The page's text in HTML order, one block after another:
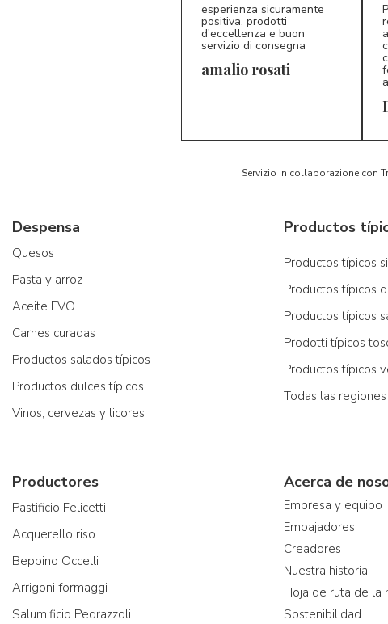
esperienza sicuramente
positiva, prodotti
d'eccellenza e buon
servizio di consegna
amalio rosati
D*
Servizio in collaborazione con
Despensa
Quesos
Pasta y arroz
Aceite EVO
Carnes curadas
Productos salados típicos
Productos dulces típicos
Vinos, cervezas y licores
Productos típicos
Productos típicos
Productos típicos
Prodotti típicos
Productos típicos
Todas las regiones
Productores
Pastificio Felicetti
Acquerello riso
Beppino Occelli
Arrigoni formaggi
Salumificio Pedrazzoli
Acerca de
Empresa y equipo
Embajadores
Creadores
Nuestra historia
Hoja de ruta de la
Sostenibilidad